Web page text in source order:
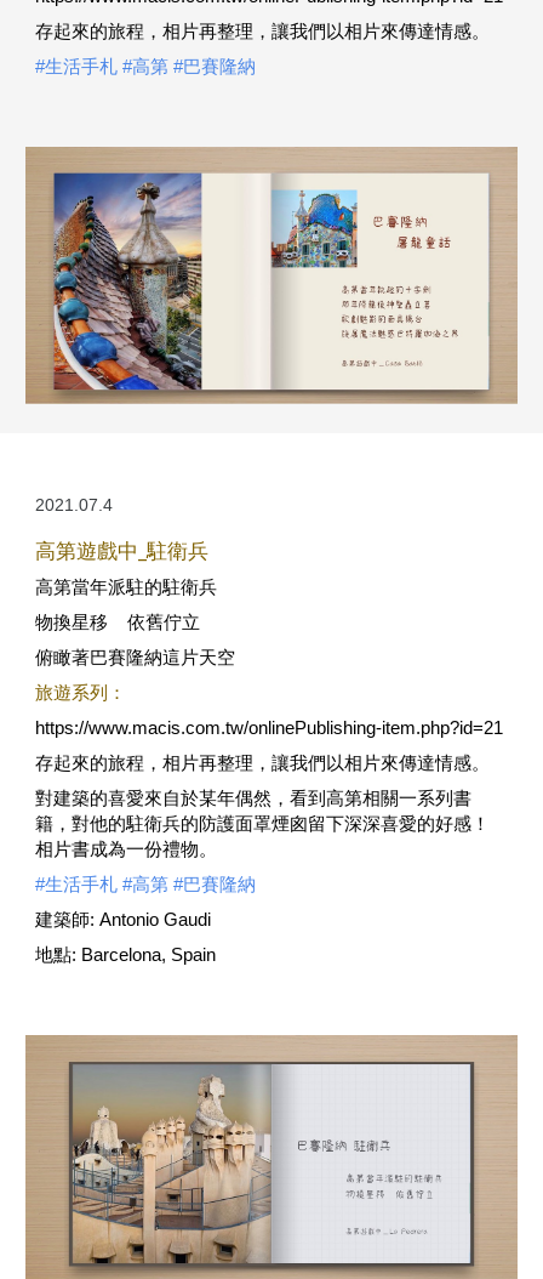
存起來的旅程，相片再整理，讓我們以相片來傳達情感。
#生活手札 #高第 #巴賽隆納
2021.07.4
高第遊戲中_駐衛兵
高第當年派駐的駐衛兵
物換星移    依舊佇立
俯瞰著巴賽隆納這片天空
旅遊系列：
https://www.macis.com.tw/onlinePublishing-item.php?id=21
存起來的旅程，相片再整理，讓我們以相片來傳達情感。
對建築的喜愛來自於某年偶然，看到高第相關一系列書
籍，對他的駐衛兵的防護面罩煙囪留下深深喜愛的好感！
相片書成為一份禮物。
#生活手札 #高第 #巴賽隆納
建築師: Antonio Gaudi
地點: Barcelona, Spain